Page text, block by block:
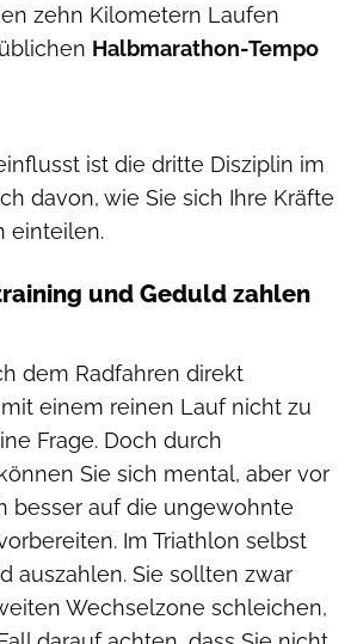
zehn Kilometern Laufen
Halbmarathon-Tempo
ist die dritte Disziplin im
davon, wie Sie sich Ihre Kräfte
einteilen.
und Geduld zahlen
dem Radfahren direkt
einem reinen Lauf nicht zu
Frage. Doch durch
Sie sich mental, aber vor
besser auf die ungewohnte
Im Triathlon selbst
auszahlen. Sie sollten zwar
Wechselzone schleichen,